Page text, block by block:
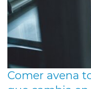
Comer avena